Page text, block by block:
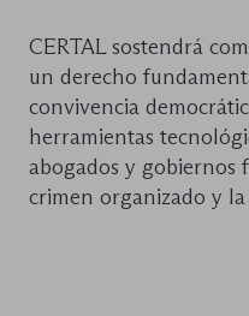
CERTAL sostendrá
un derecho
convivencia
herramientas
abogados y gobiernos
crimen organizado y